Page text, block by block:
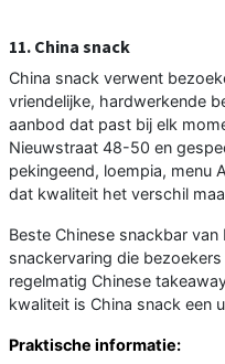
11. China snack
China snack verwent
vriendelijke, hardwerkende
aanbod dat past bij elk
Nieuwstraat 48-50 en
pekingeend, loempia, menu
dat kwaliteit het verschil
Beste Chinese snackbar
snackervaring die
regelmatig Chinese
kwaliteit is China snack een
Praktische informatie: